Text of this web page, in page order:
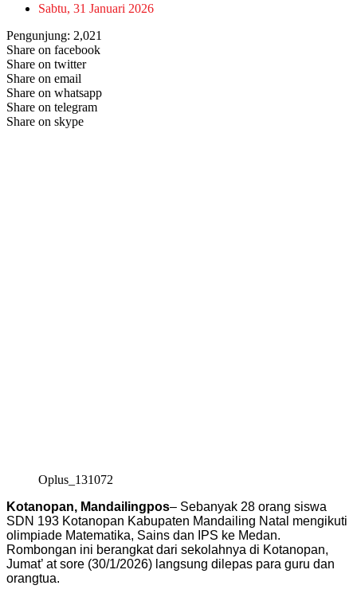
Sabtu, 31 Januari 2026
Pengunjung: 2,021
Share on facebook
Share on twitter
Share on email
Share on whatsapp
Share on telegram
Share on skype
Oplus_131072
Kotanopan, Mandailingpos– Sebanyak 28 orang siswa
SDN 193 Kotanopan Kabupaten Mandailing Natal mengikuti
olimpiade Matematika, Sains dan IPS ke Medan.
Rombongan ini berangkat dari sekolahnya di Kotanopan,
Jumat’ at sore (30/1/2026) langsung dilepas para guru dan
orangtua.